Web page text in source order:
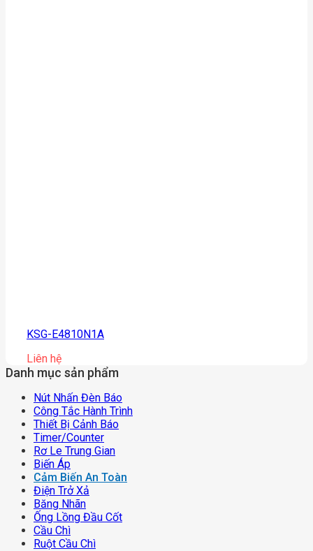
KSG-E4810N1A
Liên hệ
Danh mục sản phẩm
Nút Nhấn Đèn Báo
Công Tắc Hành Trình
Thiết Bị Cảnh Báo
Timer/counter
Rơ Le Trung Gian
Biến Áp
Cảm Biến An Toàn
Điện Trở Xả
Băng Nhãn
Ống Lồng Đầu Cốt
Cầu Chì
Ruột Cầu Chì